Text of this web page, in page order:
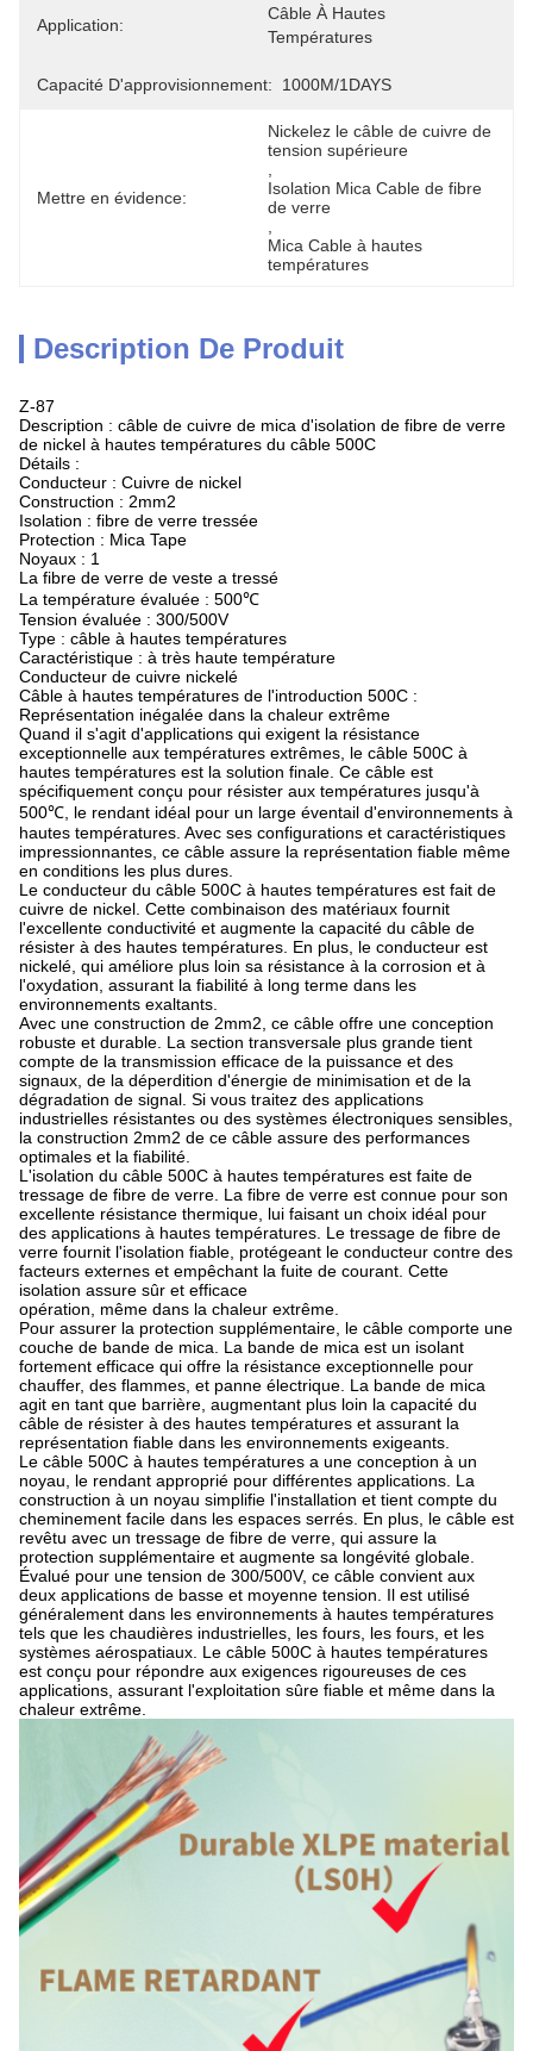
Application:
Câble À Hautes
Températures
Capacité D'approvisionnement: 1000M/1DAYS
Mettre en évidence:
Nickelez le câble de cuivre de
tension supérieure
Isolation Mica Cable de fibre
de verre
Mica Cable à hautes
températures
Description De Produit
Z-87
Description : câble de cuivre de mica d'isolation de fibre de verre
de nickel à hautes températures du câble 500C
Détails :
Conducteur : Cuivre de nickel
Construction : 2mm2
Isolation : fibre de verre tressée
Protection : Mica Tape
Noyaux : 1
La fibre de verre de veste a tressé
La température évaluée : 500℃
Tension évaluée : 300/500V
Type : câble à hautes températures
Caractéristique : à très haute température
Conducteur de cuivre nickelé
Câble à hautes températures de l'introduction 500C :
Représentation inégalée dans la chaleur extrême
Quand il s'agit d'applications qui exigent la résistance
exceptionnelle aux températures extrêmes, le câble 500C à
hautes températures est la solution finale. Ce câble est
spécifiquement conçu pour résister aux températures jusqu'à
500℃, le rendant idéal pour un large éventail d'environnements à
hautes températures. Avec ses configurations et caractéristiques
impressionnantes, ce câble assure la représentation fiable même
en conditions les plus dures.
Le conducteur du câble 500C à hautes températures est fait de
cuivre de nickel. Cette combinaison des matériaux fournit
l'excellente conductivité et augmente la capacité du câble de
résister à des hautes températures. En plus, le conducteur est
nickelé, qui améliore plus loin sa résistance à la corrosion et à
l'oxydation, assurant la fiabilité à long terme dans les
environnements exaltants.
Avec une construction de 2mm2, ce câble offre une conception
robuste et durable. La section transversale plus grande tient
compte de la transmission efficace de la puissance et des
signaux, de la déperdition d'énergie de minimisation et de la
dégradation de signal. Si vous traitez des applications
industrielles résistantes ou des systèmes électroniques sensibles,
la construction 2mm2 de ce câble assure des performances
optimales et la fiabilité.
L'isolation du câble 500C à hautes températures est faite de
tressage de fibre de verre. La fibre de verre est connue pour son
excellente résistance thermique, lui faisant un choix idéal pour
des applications à hautes températures. Le tressage de fibre de
verre fournit l'isolation fiable, protégeant le conducteur contre des
facteurs externes et empêchant la fuite de courant. Cette
isolation assure sûr et efficace
opération, même dans la chaleur extrême.
Pour assurer la protection supplémentaire, le câble comporte une
couche de bande de mica. La bande de mica est un isolant
fortement efficace qui offre la résistance exceptionnelle pour
chauffer, des flammes, et panne électrique. La bande de mica
agit en tant que barrière, augmentant plus loin la capacité du
câble de résister à des hautes températures et assurant la
représentation fiable dans les environnements exigeants.
Le câble 500C à hautes températures a une conception à un
noyau, le rendant approprié pour différentes applications. La
construction à un noyau simplifie l'installation et tient compte du
cheminement facile dans les espaces serrés. En plus, le câble est
revêtu avec un tressage de fibre de verre, qui assure la
protection supplémentaire et augmente sa longévité globale.
Évalué pour une tension de 300/500V, ce câble convient aux
deux applications de basse et moyenne tension. Il est utilisé
généralement dans les environnements à hautes températures
tels que les chaudières industrielles, les fours, les fours, et les
systèmes aérospatiaux. Le câble 500C à hautes températures
est conçu pour répondre aux exigences rigoureuses de ces
applications, assurant l'exploitation sûre fiable et même dans la
chaleur extrême.